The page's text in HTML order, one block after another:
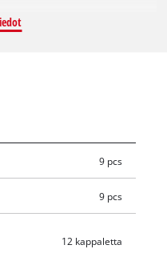
minkä tahansa
työskentelyn.
on lisäksi varustettu
varten.
turvallisen ja
käyttöjaksoissa.
tarrakiinnityksellä
9 pcs
9 pcs
12 kappaletta